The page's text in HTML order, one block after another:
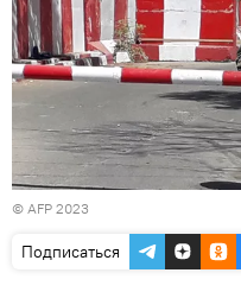
© AFP 2023
Подписаться